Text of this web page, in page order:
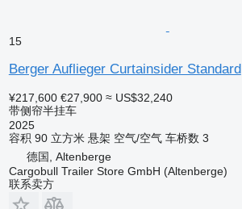
15
Berger Auflieger Curtainsider Standard
¥217,600 €27,900 ≈ US$32,240
带侧帘半挂车
2025
容积 90 立方米 悬架 空气/空气 车桥数 3
德国, Altenberge
Cargobull Trailer Store GmbH (Altenberge)
联系卖方